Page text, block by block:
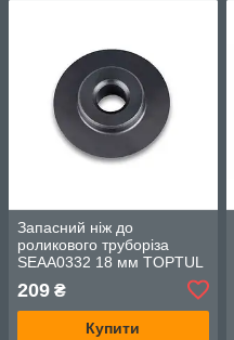
Запасний ніж до
роликового труборіза
SEAA0332 18 мм TOPTUL
209 ₴
Купити